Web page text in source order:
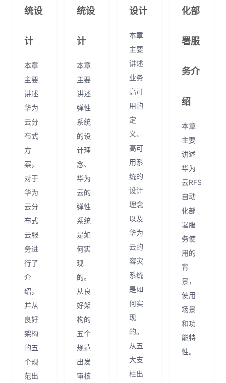
统设
计
本章
主要
讲述
华为
云分
布式
方
案，
对于
华为
云分
布式
云服
务进
行了
介
绍，
并从
良好
架构
的五
个规
范出
统设
计
本章
主要
讲述
弹性
系统
的设
计理
念、
华为
云的
弹性
系统
是如
何实
现
的。
从良
好架
构的
五个
规范
出发
审核
设计
本章
主要
讲述
业务
高可
用的
定
义、
高可
用系
统的
设计
理念
以及
华为
云的
容灾
系统
是如
何实
现
的。
从五
大支
柱出
化部
署服
务介
绍
本章
主要
讲述
华为
云RFS
自动
化部
署服
务使
用的
背
景，
使用
场景
和功
能特
性。